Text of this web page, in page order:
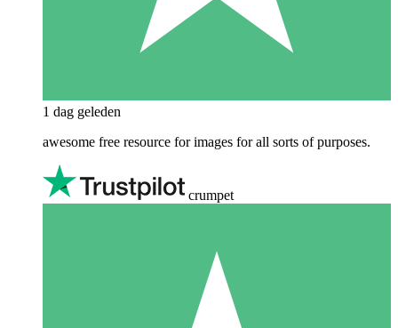
1 dag geleden
awesome free resource for images for all sorts of purposes.
crumpet